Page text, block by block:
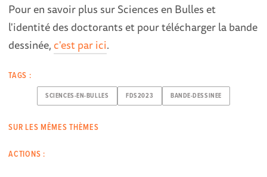
Pour en savoir plus sur Sciences en Bulles et
l'identité des doctorants et pour télécharger la bande
dessinée, c'est par ici.
TAGS :
SCIENCES-EN-BULLES FDS2023 BANDE-DESSINEE
SUR LES MÊMES THÈMES
ACTIONS :